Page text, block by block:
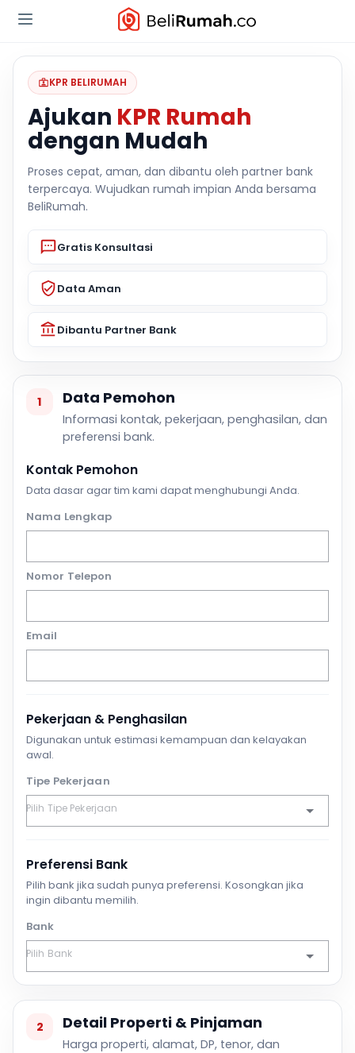
KPR BELIRUMAH
Ajukan KPR Rumah
dengan Mudah
Proses cepat, aman, dan dibantu oleh partner bank
terpercaya. Wujudkan rumah impian Anda bersama
BeliRumah.
Gratis Konsultasi
Data Aman
Dibantu Partner Bank
1 Data Pemohon
Informasi kontak, pekerjaan, penghasilan, dan
preferensi bank.
Kontak Pemohon
Data dasar agar tim kami dapat menghubungi Anda.
Nama Lengkap
Nomor Telepon
Email
Pekerjaan & Penghasilan
Digunakan untuk estimasi kemampuan dan kelayakan
awal.
Tipe Pekerjaan
Preferensi Bank
Pilih bank jika sudah punya preferensi. Kosongkan jika
ingin dibantu memilih.
Bank
2 Detail Properti & Pinjaman
Harga properti, alamat, DP, tenor, dan